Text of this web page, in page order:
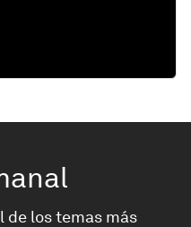
de los temas más